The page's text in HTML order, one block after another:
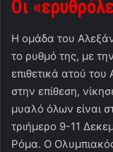
Οι
Η ομάδα του
το ρυθμό της, με
επιθετικά ατού του
στην επίθεση,
μυαλό όλων είναι
τριήμερο 9-11
Ρόμα. Ο